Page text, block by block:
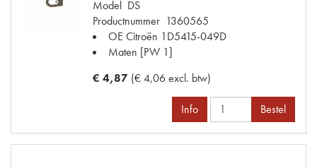
Model DS
Productnummer 1360565
OE Citroën 1D5415-049D
Maten [PW 1]
€ 4,87 (€ 4,06 excl. btw)
Info Bestel